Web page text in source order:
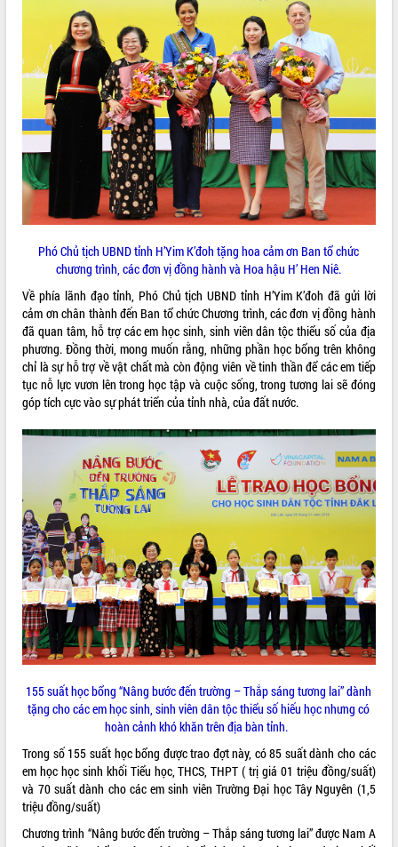
UBND tỉnh Đắk Lắk triển khai nhiệm
vụ 6 tháng cuối năm 2026
Kỳ họp thứ Hai, Hội đồng nhân dân
tỉnh khóa XI quyết nghị nhiều nội dung
quan trọng
Bí thư Tỉnh ủy Lương Nguyễn Minh
Triết thăm, tặng quà người có công với
cách mạng
Rà soát, hoàn thiện hệ thống thiết chế
văn hóa, thể thao đáp ứng yêu cầu
phát triển mới
Thường trực HĐND tỉnh Đắk Lắk gặp
mặt Đoàn chuyên gia y tế TP. Hồ Chí
Lễ truy điệu và an táng hài cốt liệt sĩ
tại Nghĩa trang Liệt sĩ xã Sơn Hòa
Bàn giải pháp tháo gỡ khó khăn trong
xuất khẩu sầu riêng và triển khai quy
định EUDR
Thứ trưởng Bộ Nông nghiệp và Môi
vùng trồng và doanh nghiệp đóng gói
sầu riêng tại Đắk Lắk
Trình diễn nghệ thuật chế biến các
món ăn từ sầu riêng
Đắk Lắk công bố Quy hoạch và xúc
tiến đầu tư tỉnh
Ngành cá ngừ Đắk Lắk chủ động thích
ứng để giữ vững thị trường xuất khẩu
Diễn đàn Kinh tế tư nhân Việt Nam đột
phá cơ chế - Hợp tác công tư
Đề án 06 tạo bước ngoặt đột phá trong
cải cách hành chính tỉnh Đắk Lắk
để phát triển du lịch Đắk Lắk
Khởi động Dự án Đầu tư xây dựng hạ
tầng kỹ thuật Cụm công nghiệp Tân
Tiến
Gặp mặt các cơ quan báo chí nhân Kỷ
niệm 101 năm Ngày Báo chí Cách
mạng Việt Nam
Đắk Lắk sơ kết 4 năm triển khai thực
LIÊN KẾT WEB
THỐNG KÊ TRUY CẬP
30411
Tất cả: 66143525
Phó Chủ tịch UBND tỉnh H’Yim K’đoh tặng hoa cảm ơn Ban tổ chức
chương trình, các đơn vị đồng hành và Hoa hậu H’ Hen Niê.
Về phía lãnh đạo tỉnh, Phó Chủ tịch UBND tỉnh H’Yim K’đoh đã gửi lời
cảm ơn chân thành đến Ban tổ chức Chương trình, các đơn vị đồng hành
đã quan tâm, hỗ trợ các em học sinh, sinh viên dân tộc thiểu số của địa
phương. Đồng thời, mong muốn rằng, những phần học bổng trên không
chỉ là sự hỗ trợ về vật chất mà còn động viên về tinh thần để các em tiếp
tục nỗ lực vươn lên trong học tập và cuộc sống, trong tương lai sẽ đóng
góp tích cực vào sự phát triển của tỉnh nhà, của đất nước.
155 suất học bổng “Nâng bước đến trường – Thắp sáng tương lai” dành
tặng cho các em học sinh, sinh viên dân tộc thiểu số hiếu học nhưng có
hoàn cảnh khó khăn trên địa bàn tỉnh.
Trong số 155 suất học bổng được trao đợt này, có 85 suất dành cho các
em học học sinh khối Tiểu học, THCS, THPT ( trị giá 01 triệu đồng/suất)
và 70 suất dành cho các em sinh viên Trường Đại học Tây Nguyên (1,5
triệu đồng/suất)
Chương trình “Nâng bước đến trường – Thắp sáng tương lai” được Nam A